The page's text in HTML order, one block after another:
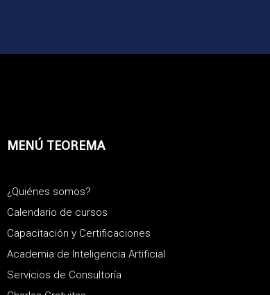
MENÚ TEOREMA
¿Quiénes somos?
Calendario de cursos
Capacitación y Certificaciones
Academia de Inteligencia Artificial
Servicios de Consultoría